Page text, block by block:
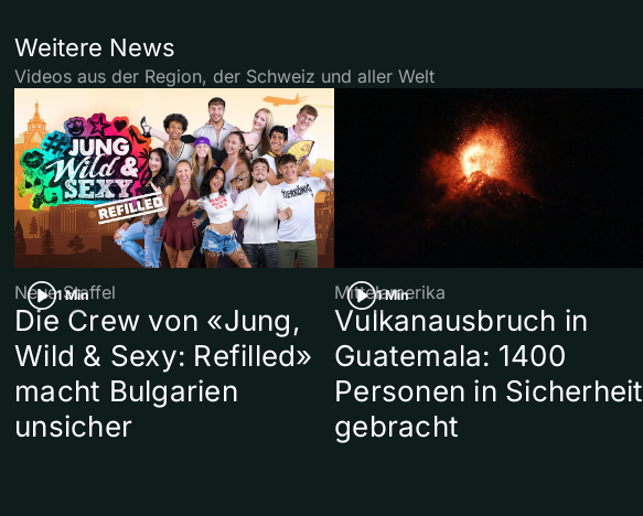
Weitere News
Videos aus der Region, der Schweiz und aller Welt
1 Min
Neue Staffel
Die Crew von «Jung,
Wild & Sexy: Refilled»
macht Bulgarien
unsicher
1 Min
Mittelamerika
Vulkanausbruch in
Guatemala: 1400
Personen in Sicherheit
gebracht